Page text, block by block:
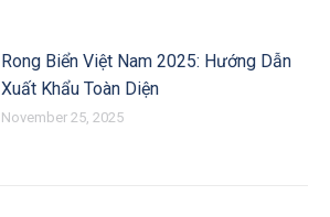
Rong Biển Việt Nam 2025: Hướng Dẫn
Xuất Khẩu Toàn Diện
November 25, 2025